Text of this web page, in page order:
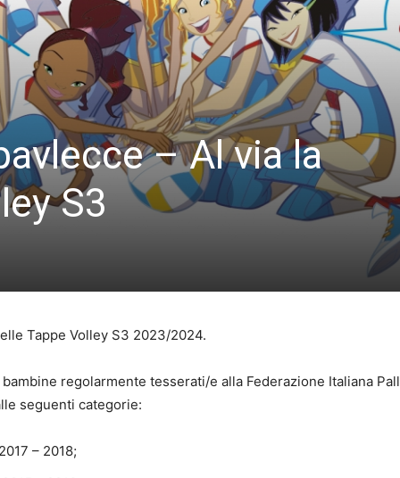
– Al via la
S3
Tappe Volley S3 2023/2024.
regolarmente tesserati/e alla Federazione Italiana
seguenti categorie:
– 2018;